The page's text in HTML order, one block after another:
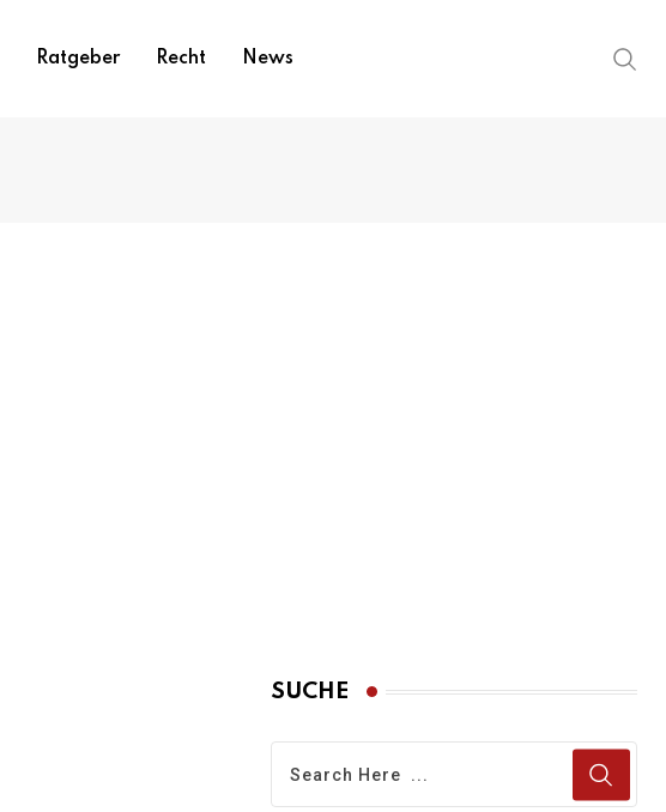
Ratgeber Recht News
SUCHE